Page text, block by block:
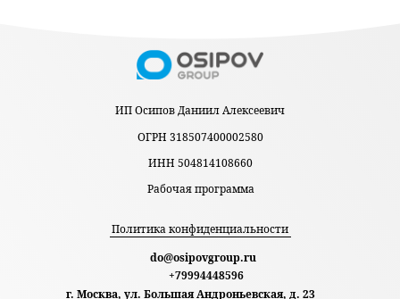
Политика конфиденциальности
ИП Осипов Даниил Алексеевич
ОГРН 318507400002580
Рабочая программа
ИНН 504814108660
do@osipovgroup.ru
+79994448596
г. Москва, ул. Большая Андроньевская, д. 23